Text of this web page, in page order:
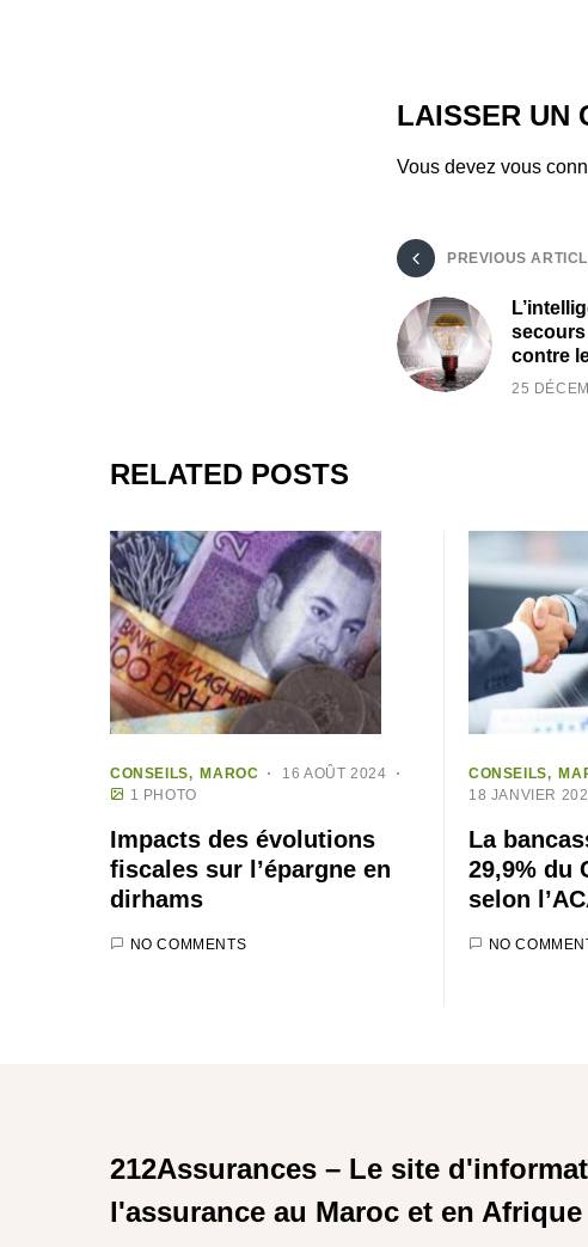
LAISSER UN
Vous devez vous
PREVIOUS
contre
25
RELATED POSTS
CONSEILS MAROC
16 AOÛT 2024
1 PHOTO
Impacts des évolutions
fiscales sur l’épargne en
dirhams
NO COMMENTS
CONSEILS
18 JANVIER
La
29,9% du
selon
NO
212Assurances – Le site
l'assurance au Maroc et en Afrique